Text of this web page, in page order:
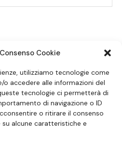
Cookie
utilizziamo tecnologie come
o accedere alle informazioni del
tecnologie ci permetterà di
di navigazione o ID
o ritirare il consenso
alcune caratteristiche e
SUI SOCIAL